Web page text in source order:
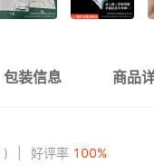
包装信息 商品
好评率 100%